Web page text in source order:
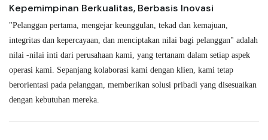
Kepemimpinan Berkualitas, Berbasis Inovasi
"Pelanggan pertama, mengejar keunggulan, tekad dan kemajuan,
integritas dan kepercayaan, dan menciptakan nilai bagi pelanggan" adalah
nilai -nilai inti dari perusahaan kami, yang tertanam dalam setiap aspek
operasi kami. Sepanjang kolaborasi kami dengan klien, kami tetap
berorientasi pada pelanggan, memberikan solusi pribadi yang disesuaikan
dengan kebutuhan mereka.